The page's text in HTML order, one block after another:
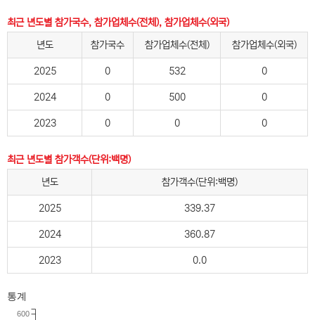
최근 년도별 참가국수, 참가업체수(전체), 참가업체수(외국)
년도
참가국수 참가업체수(전체) 참가업체수(외국)
2025 0 532 0
2024 0 500 0
2023 0 0 0
최근 년도별 참가객수(단위:백명)
년도
참가객수(단위:백명)
2025 339.37
2024 360.87
2023 0.0
통계
600